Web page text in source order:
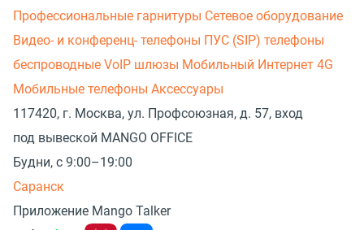
Профессиональные гарнитуры Сетевое оборудование
Видео- и конференц- телефоны ПУС (SIP) телефоны
беспроводные VoIP шлюзы Мобильный Интернет 4G
Мобильные телефоны Аксессуары
117420, г. Москва, ул. Профсоюзная, д. 57, вход
под вывеской MANGO OFFICE
Будни, с 9:00–19:00
Саранск
Приложение Mango Talker